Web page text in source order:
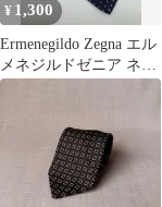
¥ 1,300
Ermenegildo Zegna エル
メネジルドゼニア ネク
タイ ネイビー その他総